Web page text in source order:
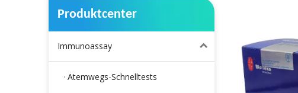
Produktcenter
Immunoassay
Atemwegs-Schnelltests